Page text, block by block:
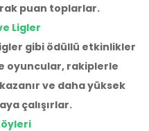
puan toplarlar.
Ligler
gibi ödüllü etkinlikler
oyuncular, rakiplerle
ve daha yüksek
çalışırlar.